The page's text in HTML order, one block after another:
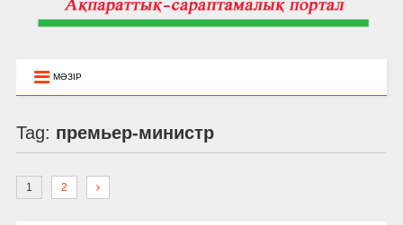
МӘЗІР
Tag: премьер-министр
1 2